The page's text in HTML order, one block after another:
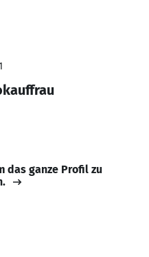
das ganze Profil zu